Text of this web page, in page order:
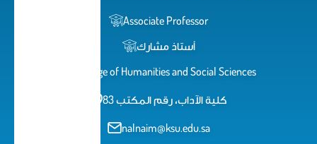
Associate Professor
أستاذ مشارك
College of Humanities and Social Sciences
كلية الآداب، رقم المكتب 83
nalnaim@ksu.edu.sa